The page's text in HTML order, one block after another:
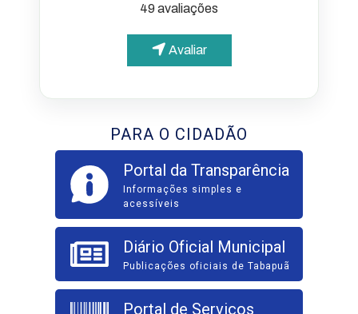
49 avaliações
Avaliar
PARA O CIDADÃO
Portal da Transparência
Informações simples e
acessíveis
Diário Oficial Municipal
Publicações oficiais de Tabapuã
Portal de Serviços